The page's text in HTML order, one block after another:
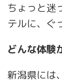
ちょっと迷
テルに、ぐ
どんな体験
新潟県には